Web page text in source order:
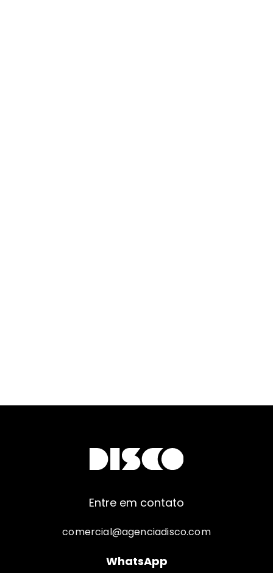
Entre em contato
comercial@agenciadisco.com
WhatsApp